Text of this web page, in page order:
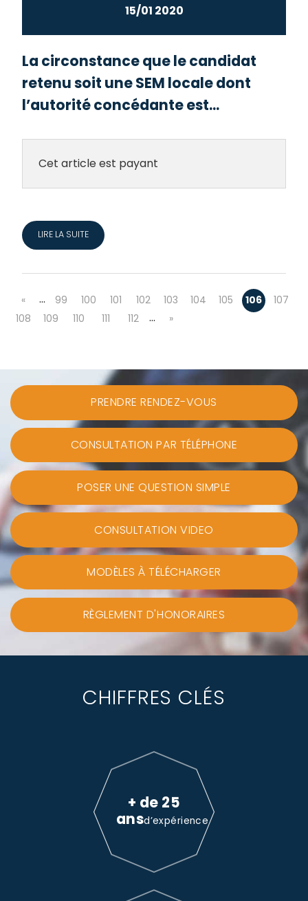
15/01 2020
La circonstance que le candidat
retenu soit une SEM locale dont
l’autorité concédante est...
Cet article est payant
LIRE LA SUITE
« … 99 100 101 102 103 104 105 106
107
108
109 110 111 112 … »
PRENDRE RENDEZ-VOUS
CONSULTATION PAR TÉLÉPHONE
POSER UNE QUESTION SIMPLE
CONSULTATION VIDEO
MODÈLES À TÉLÉCHARGER
RÈGLEMENT D'HONORAIRES
CHIFFRES CLÉS
+ de 25
ansd’expérience